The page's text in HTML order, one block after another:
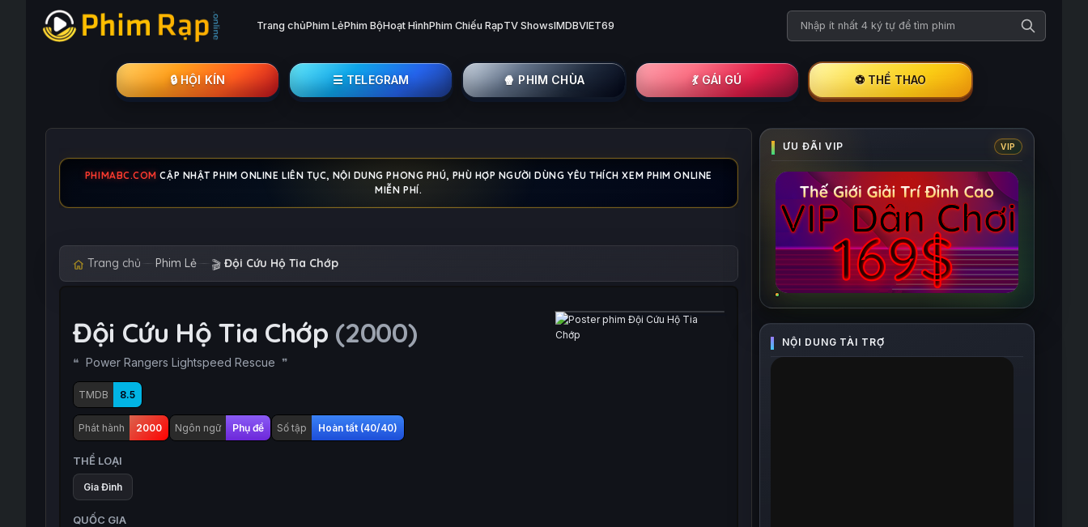
Trang chủPhim LẻPhim BộHoạt HìnhPhim Chiếu RạpTV ShowsIMDBVIET69 Tìm kiếm phim
🔒︎ HỘI KÍN ☰ TELEGRAM 🍿 PHIM CHÙA 💃 GÁI GÚ ⚽ THỂ THAO
PHIMABC.COM CẬP NHẬT PHIM ONLINE LIÊN TỤC, NỘI DUNG PHONG PHÚ, PHÙ HỢP NGƯỜI DÙNG YÊU THÍCH XEM PHIM ONLINE
MIỄN PHÍ.
Trang chủ Phim Lẻ 🎬 Đội Cứu Hộ Tia Chớp
Đội Cứu Hộ Tia Chớp (2000)
Power Rangers Lightspeed Rescue
TMDB 8.5
Phát hành 2000 Ngôn ngữ Phụ đề Số tập Hoàn tất (40/40)
THỂ LOẠI
Gia Đình
QUỐC GIA